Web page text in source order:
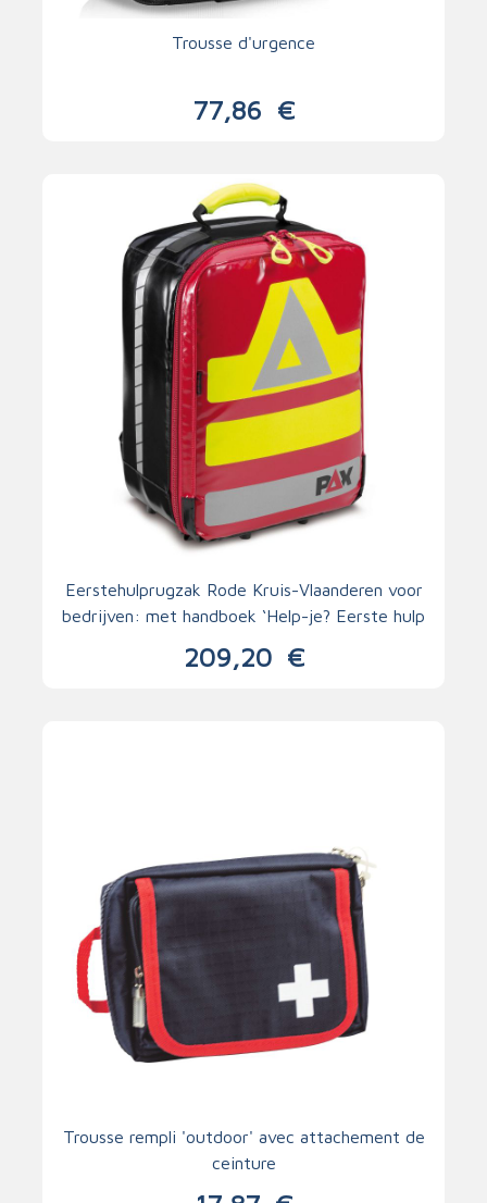
Trousse d'urgence
77,86 €
Eerstehulprugzak Rode Kruis-Vlaanderen voor
bedrijven: met handboek ‘Help-je? Eerste hulp
209,20 €
Trousse rempli 'outdoor' avec attachement de
ceinture